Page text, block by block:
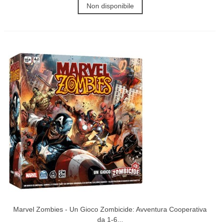
Non disponibile
Marvel Zombies - Un Gioco Zombicide: Avventura Cooperativa
da 1-6...